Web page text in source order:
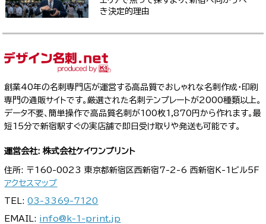
き決定的理由
創業40年の名刺専門店が運営する高品質でおしゃれな名刺作成・印刷
専門の通販サイトです。厳選された名刺テンプレートが2000種類以上。
データ不要、簡単操作で高品質名刺が100枚1,870円から作れます。最
短15分で新宿駅すぐの実店舗で即日受け取りや発送も可能です。
運営会社: 株式会社ケイワンプリント
住所: 〒160-0023 東京都新宿区西新宿7-2-6 西新宿K-1ビル5F
アクセスマップ
TEL:03-3369-7120
EMAIL: info@k-1-print.jp